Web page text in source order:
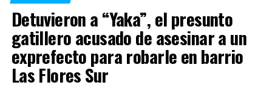
Corsa perdió la vida. La totalidad de las personas
involucradas en elsiniestro vial residen en esa misma
localidad.
Detuvieron a “Yaka”, el presunto
gatillero acusado de asesinar a un
exprefecto para robarle en barrio
Las Flores Sur